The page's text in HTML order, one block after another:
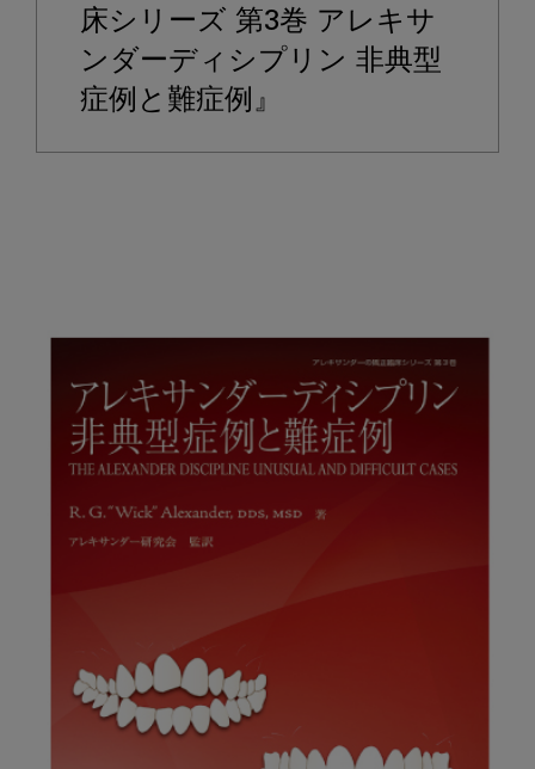
床シリーズ 第3巻 アレキサ
ンダーディシプリン 非典型
症例と難症例』